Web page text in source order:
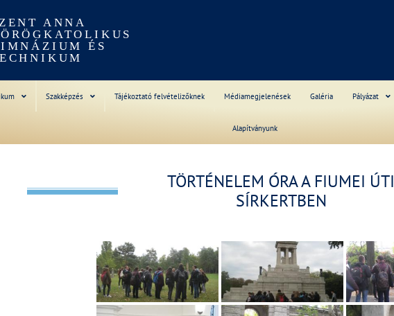
ANNA
ÉS
Szakképzés Tájékoztató felvételizőknek Médiamegjelenések Galéria Pályázat
Alapítványunk
TÖRTÉNELEM ÓRA A FIUMEI ÚTI
SÍRKERTBEN